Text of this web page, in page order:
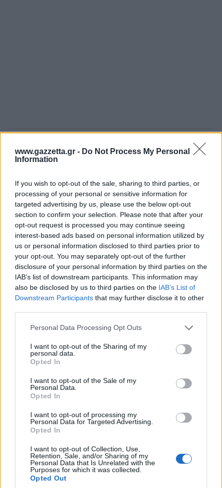
www.gazzetta.gr - Do Not Process My Personal
Information
If you wish to opt-out of the sale, sharing to third parties, or
processing of your personal or sensitive information for
targeted advertising by us, please use the below opt-out
section to confirm your selection. Please note that after your
opt-out request is processed you may continue seeing
interest-based ads based on personal information utilized by
us or personal information disclosed to third parties prior to
your opt-out. You may separately opt-out of the further
disclosure of your personal information by third parties on the
IAB’s list of downstream participants. This information may
also be disclosed by us to third parties on the IAB’s List of
Downstream Participants that may further disclose it to other
Please note that this website/app uses one or more Google
not limited to your visit or usage behaviour. You may click to
grant or deny consent to Google and its third-party tags to
use your data for below specified purposes in below Google
consent section.
Personal Data Processing Opt Outs
I want to opt-out of the Sharing of my
personal data.
Opted In
I want to opt-out of the Sale of my
Personal Data.
Opted In
I want to opt-out of processing my
Personal Data for Targeted Advertising.
Opted In
I want to opt-out of Collection, Use,
Retention, Sale, and/or Sharing of my
Personal Data that Is Unrelated with the
Purposes for which it was collected.
Opted Out
Η εταιρεία ανακοίνωσε επίσης αναβάθμιση του
Helix System AI, προσθέτοντας έλεγχο ολόκληρου
επιτρέπει στα ρομπότ να συνδυάζουν αυτό που
«βλέπουν» με την αίσθηση της θέσης και της
κίνησης του σώματός τους, βελτιώνοντας την
πλοήγηση σε δύσκολα περιβάλλοντα, όπως
σκάλες και ανώμαλο έδαφος.
Προηγουμένως, το σύστημα βασιζόταν κυρίως
στην ιδιοδεκτικότητα, δηλαδή στην εσωτερική
αίσθηση της κίνησης και της θέσης των
αρθρώσεων, χωρίς να ερμηνεύει οπτικά το
περιβάλλον με τον ίδιο τρόπο. Με τη νέα έκδοση,
το σύστημα S0 επεξεργάζεται εικόνες από
στερεοσκοπικές κάμερες που βρίσκονται πάνω
στο ρομπότ και τις μετατρέπει σε τρισδιάστατη
κατανόηση του χώρου σε πραγματικό χρόνο.
Αυτό σημαίνει ότι τα ανθρωποειδή μπορούν πλέον,
σύμφωνα με τη Figure, να «βλέπουν» και
ταυτόχρονα να «νιώθουν» το έδαφος πάνω στο
οποίο κινούνται. Η εταιρεία υποστηρίζει ότι το
σύστημα εκπαιδεύτηκε από άκρη σε άκρη μέσω
ενισχυτικής μάθησης σε προσομοίωση, με πολλά
διαφορετικά είδη εδάφους και περιβαλλοντικών
συνθηκών.